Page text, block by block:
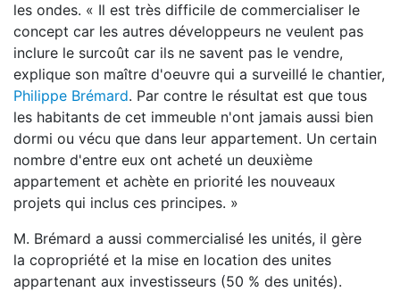
les ondes. « Il est très difficile de commercialiser le
concept car les autres développeurs ne veulent pas
inclure le surcoût car ils ne savent pas le vendre,
explique son maître d'oeuvre qui a surveillé le chantier,
Philippe Brémard. Par contre le résultat est que tous
les habitants de cet immeuble n'ont jamais aussi bien
dormi ou vécu que dans leur appartement. Un certain
nombre d'entre eux ont acheté un deuxième
appartement et achète en priorité les nouveaux
projets qui inclus ces principes. »
M. Brémard a aussi commercialisé les unités, il gère
la copropriété et la mise en location des unites
appartenant aux investisseurs (50 % des unités).